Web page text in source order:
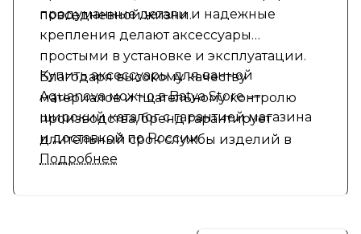
повседневной жизни.
продуманные детали и надежные
крепления делают аксессуары
простыми в установке и эксплуатации.
Благодаря высокому качеству
материалов и тщательному контролю
производства, бренд гарантирует
длительный срок службы изделий в
условиях влажной среды ванной
Купить аксессуары для ванной
Aquanova можно в Batya Store —
широкий каталог с гарантией магазина
и доставкой по России
Подробнее